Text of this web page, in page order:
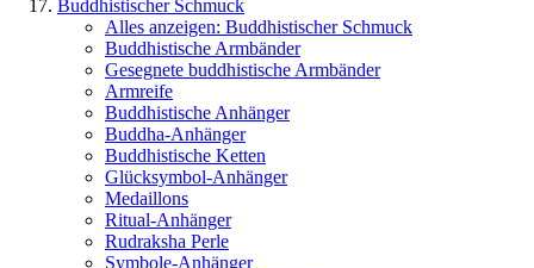
Buddhistischer Schmuck
Alles anzeigen: Buddhistischer Schmuck
Buddhistische Armbänder
Gesegnete buddhistische Armbänder
Armreife
Buddhistische Anhänger
Buddha-Anhänger
Buddhistische Ketten
Glücksymbol-Anhänger
Medaillons
Ritual-Anhänger
Rudraksha Perle
Symbole-Anhänger